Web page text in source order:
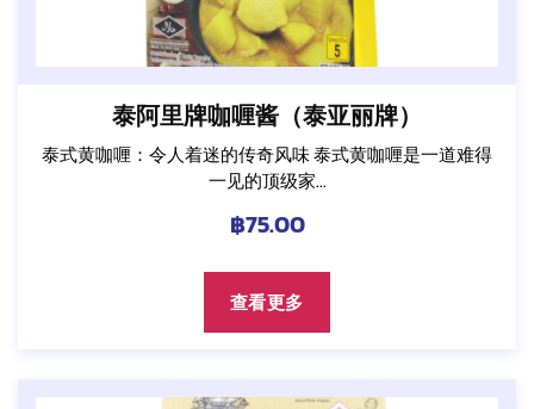
泰阿里牌咖喱酱（泰亚丽牌）
泰式黄咖喱：令人着迷的传奇风味 泰式黄咖喱是一道难得
一见的顶级家...
฿75.00
查看更多